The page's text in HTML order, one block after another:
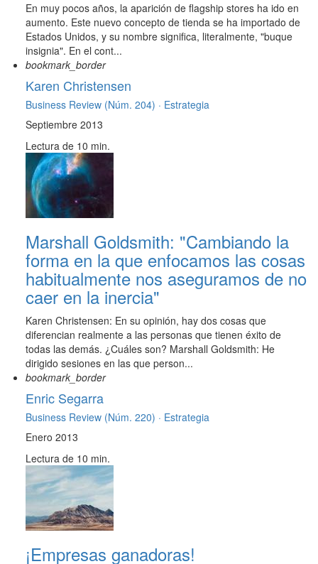
En muy pocos años, la aparición de flagship stores ha ido en
aumento. Este nuevo concepto de tienda se ha importado de
Estados Unidos, y su nombre significa, literalmente, "buque
insignia". En el cont...
bookmark_border
Karen Christensen
Business Review (Núm. 204) · Estrategia
Septiembre 2013
Lectura de 10 min.
Marshall Goldsmith: "Cambiando la
forma en la que enfocamos las cosas
habitualmente nos aseguramos de no
caer en la inercia"
Karen Christensen: En su opinión, hay dos cosas que
diferencian realmente a las personas que tienen éxito de
todas las demás. ¿Cuáles son? Marshall Goldsmith: He
dirigido sesiones en las que person...
bookmark_border
Enric Segarra
Business Review (Núm. 220) · Estrategia
Enero 2013
Lectura de 10 min.
¡Empresas ganadoras!